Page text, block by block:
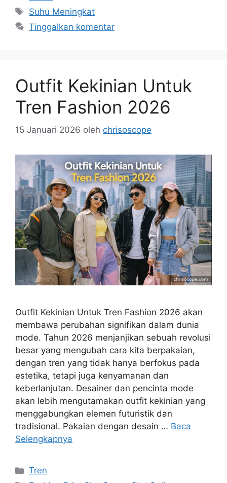
Tag
Suhu Meningkat
Tinggalkan komentar
Outfit Kekinian Untuk
Tren Fashion 2026
15 Januari 2026 oleh chrisoscope
Outfit Kekinian Untuk Tren Fashion 2026 akan
membawa perubahan signifikan dalam dunia
mode. Tahun 2026 menjanjikan sebuah revolusi
besar yang mengubah cara kita berpakaian,
dengan tren yang tidak hanya berfokus pada
estetika, tetapi juga kenyamanan dan
keberlanjutan. Desainer dan pencinta mode
akan lebih mengutamakan outfit kekinian yang
menggabungkan elemen futuristik dan
tradisional. Pakaian dengan desain … Baca
Selengkapnya
Kategori
Tren